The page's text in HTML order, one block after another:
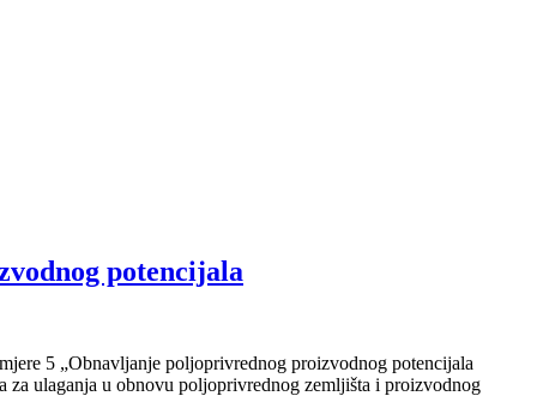
potencijala
5 „Obnavljanje poljoprivrednog proizvodnog potencijala
za ulaganja u obnovu poljoprivrednog zemljišta i proizvodnog